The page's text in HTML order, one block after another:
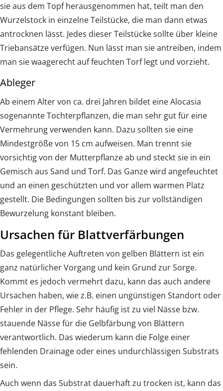
sie aus dem Topf herausgenommen hat, teilt man den
Wurzelstock in einzelne Teilstücke, die man dann etwas
antrocknen lässt. Jedes dieser Teilstücke sollte über kleine
Triebansätze verfügen. Nun lässt man sie antreiben, indem
man sie waagerecht auf feuchten Torf legt und vorzieht.
Ableger
Ab einem Alter von ca. drei Jahren bildet eine Alocasia
sogenannte Tochterpflanzen, die man sehr gut für eine
Vermehrung verwenden kann. Dazu sollten sie eine
Mindestgröße von 15 cm aufweisen. Man trennt sie
vorsichtig von der Mutterpflanze ab und steckt sie in ein
Gemisch aus Sand und Torf. Das Ganze wird angefeuchtet
und an einen geschützten und vor allem warmen Platz
gestellt. Die Bedingungen sollten bis zur vollständigen
Bewurzelung konstant bleiben.
Ursachen für Blattverfärbungen
Das gelegentliche Auftreten von gelben Blättern ist ein
ganz natürlicher Vorgang und kein Grund zur Sorge.
Kommt es jedoch vermehrt dazu, kann das auch andere
Ursachen haben, wie z.B. einen ungünstigen Standort oder
Fehler in der Pflege. Sehr häufig ist zu viel Nässe bzw.
stauende Nässe für die Gelbfärbung von Blättern
verantwortlich. Das wiederum kann die Folge einer
fehlenden Drainage oder eines undurchlässigen Substrats
sein.
Auch wenn das Substrat dauerhaft zu trocken ist, kann das